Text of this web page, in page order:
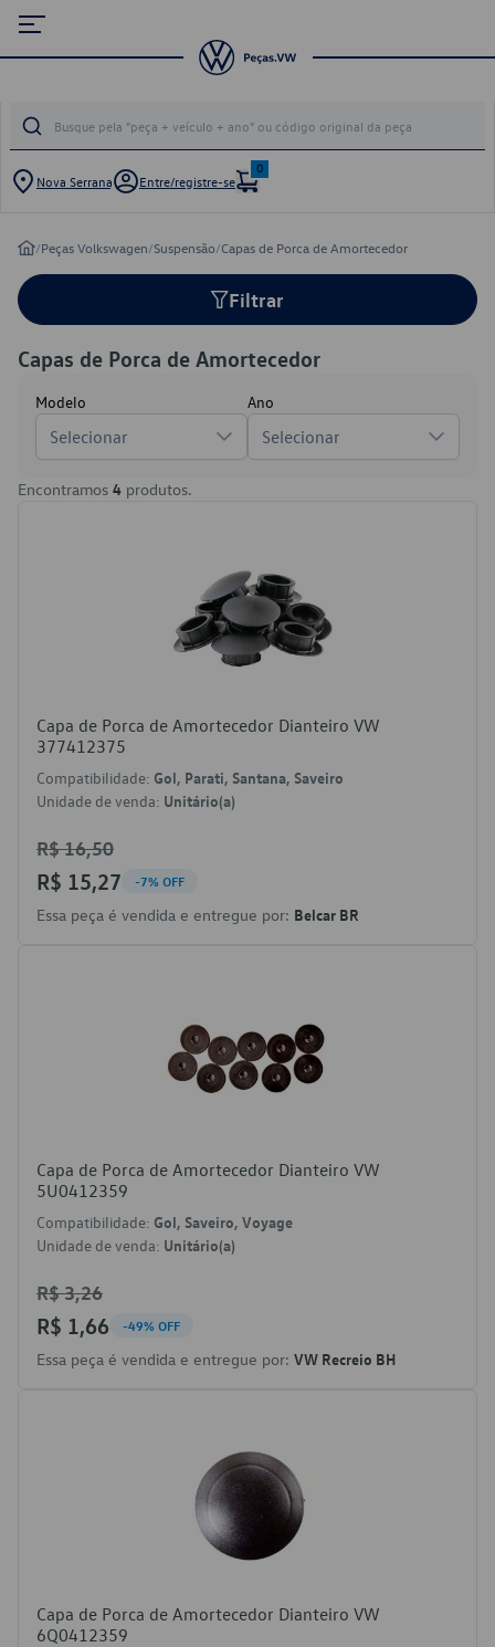
Nova Serrana Entre/registre-se
0
/Peças Volkswagen/Suspensão/Capas de Porca de Amortecedor
Filtrar
Capas de Porca de Amortecedor
Modelo
Selecionar
Ano
Selecionar
Encontramos 4 produtos.
Capa de Porca de Amortecedor Dianteiro VW
377412375
Compatibilidade: Gol, Parati, Santana, Saveiro
Unidade de venda: Unitário(a)
R$ 16,50
R$ 15,27 -7% OFF
Essa peça é vendida e entregue por: Belcar BR
Capa de Porca de Amortecedor Dianteiro VW
5U0412359
Compatibilidade: Gol, Saveiro, Voyage
Unidade de venda: Unitário(a)
R$ 3,26
R$ 1,66 -49% OFF
Essa peça é vendida e entregue por: VW Recreio BH
Capa de Porca de Amortecedor Dianteiro VW
6Q0412359